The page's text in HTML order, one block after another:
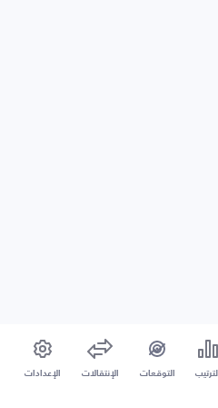
الترتيب التوقعات الإنتقالات الإعدادات